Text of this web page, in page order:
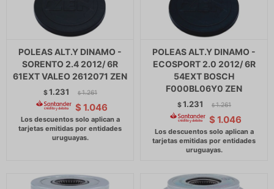
POLEAS ALT.Y DINAMO -
SORENTO 2.4 2012/ 6R
61EXT VALEO 2612071 ZEN
$1.231 $ 1.261
$ 1.046
POLEAS ALT.Y DINAMO -
ECOSPORT 2.0 2012/ 6R
54EXT BOSCH
F000BL06Y0 ZEN
$1.231 $ 1.261
$ 1.046